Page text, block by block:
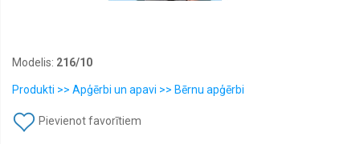
Modelis: 216/10
Produkti >> Apģērbi un apavi >> Bērnu apģērbi
Pievienot favorītiem